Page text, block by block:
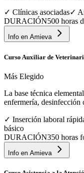
✓ Clínicas asociadas✓
DURACIÓN500 horas
Info en Amieva
Curso Auxiliar de
Más Elegido
La base técnica
enfermería, desinfección
✓ Inserción laboral
básico
DURACIÓN350 horas
Info en Amieva